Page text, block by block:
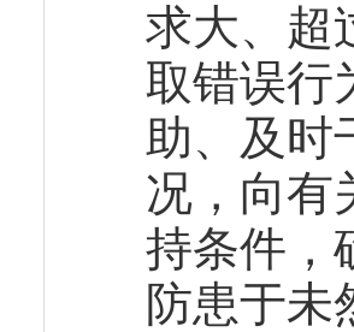
求大、超
取错误行
助、及时
况，向有
持条件，
防患于未